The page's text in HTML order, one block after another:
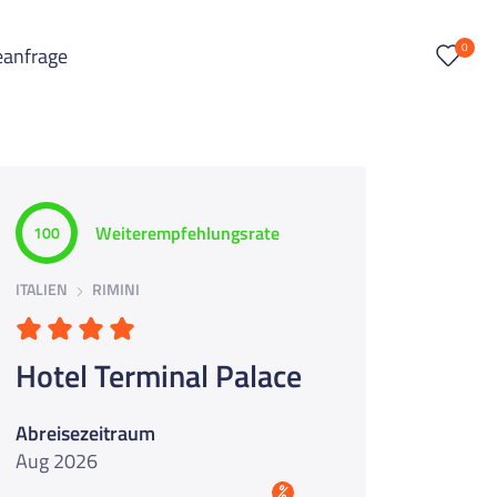
0
100 Weiterempfehlungsrate
ITALIEN RIMINI
Hotel Terminal Palace
Abreisezeitraum
Aug 2026